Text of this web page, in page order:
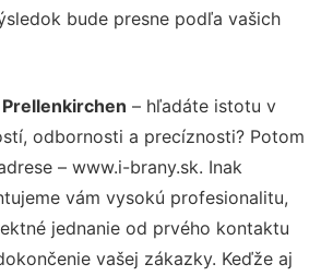
bude presne podľa vašich
– hľadáte istotu v
odbornosti a precíznosti? Potom
– www.i-brany.sk. Inak
vám vysokú profesionalitu,
jednanie od prvého kontaktu
vašej zákazky. Keďže aj